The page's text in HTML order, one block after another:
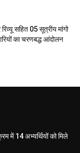
सहित 05 सूत्रीय मांगो
का चरणबद्ध आंदोलन
में 14 अभ्यर्थियों को मिले